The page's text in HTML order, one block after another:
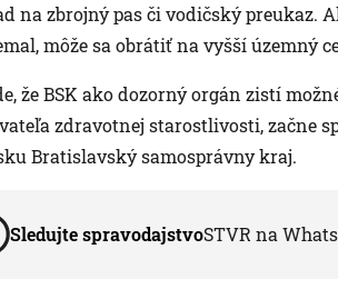
na zbrojný pas či vodičský preukaz.
môže sa obrátiť na vyšší územný
že BSK ako dozorný orgán zistí
zdravotnej starostlivosti, začne
Bratislavský samosprávny kraj.
Sledujte spravodajstvoSTVR na